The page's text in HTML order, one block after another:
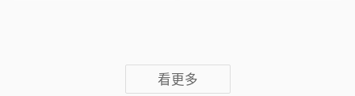
看更多